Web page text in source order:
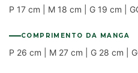
P 17 cm | M 18 cm | G 19 cm |
COMPRIMENTO DA MANGA
P 26 cm | M 27 cm | G 28 cm |